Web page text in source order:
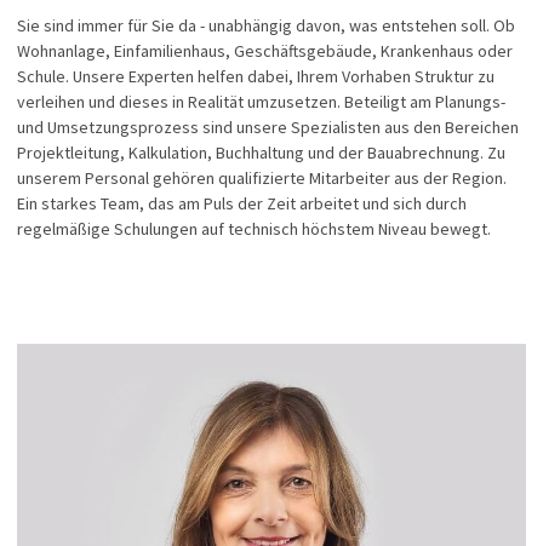
Sie sind immer für Sie da - unabhängig davon, was entstehen soll. Ob
Wohnanlage, Einfamilienhaus, Geschäftsgebäude, Krankenhaus oder
Schule. Unsere Experten helfen dabei, Ihrem Vorhaben Struktur zu
verleihen und dieses in Realität umzusetzen. Beteiligt am Planungs-
und Umsetzungsprozess sind unsere Spezialisten aus den Bereichen
Projektleitung, Kalkulation, Buchhaltung und der Bauabrechnung. Zu
unserem Personal gehören qualifizierte Mitarbeiter aus der Region.
Ein starkes Team, das am Puls der Zeit arbeitet und sich durch
regelmäßige Schulungen auf technisch höchstem Niveau bewegt.